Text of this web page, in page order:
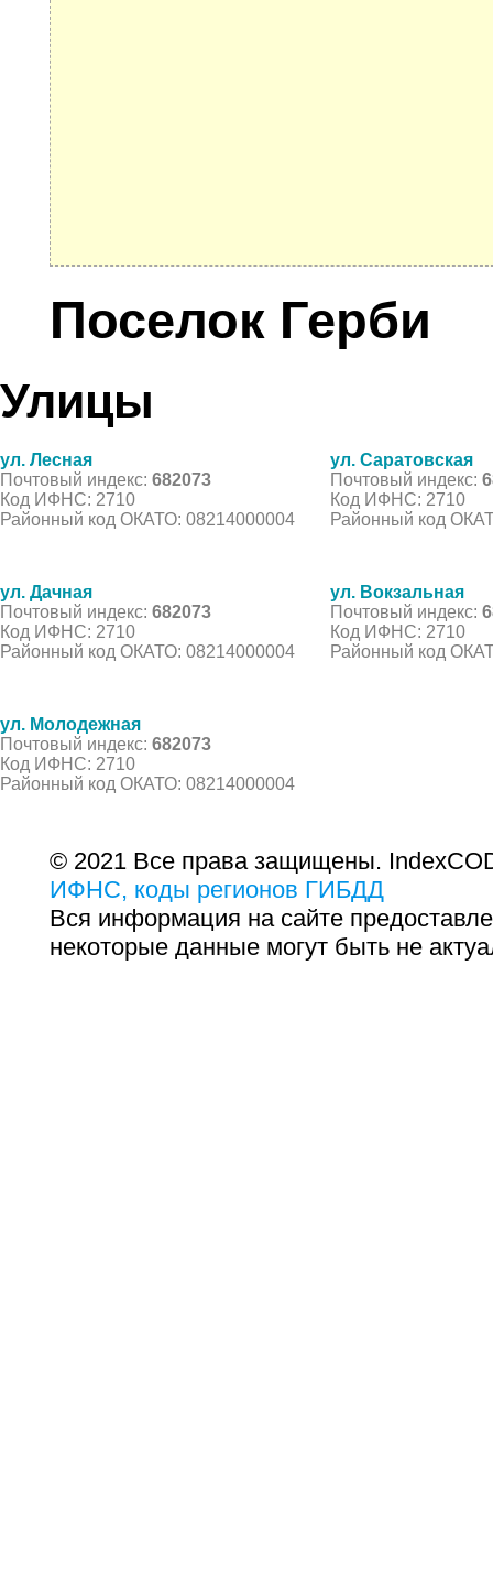
Поселок Герби
Улицы
ул. Лесная
Почтовый индекс: 682073
Код ИФНС: 2710
Районный код ОКАТО: 08214000004
ул. Саратовская
Почтовый индекс:
Код ИФНС: 2710
Районный код
ул. Дачная
Почтовый индекс: 682073
Код ИФНС: 2710
Районный код ОКАТО: 08214000004
ул. Вокзальная
Почтовый индекс:
Код ИФНС: 2710
Районный код
ул. Молодежная
Почтовый индекс: 682073
Код ИФНС: 2710
Районный код ОКАТО: 08214000004
© 2021 Все права защищены.
ИФНС, коды регионов ГИБДД
Вся информация на сайте
некоторые данные могут быть не